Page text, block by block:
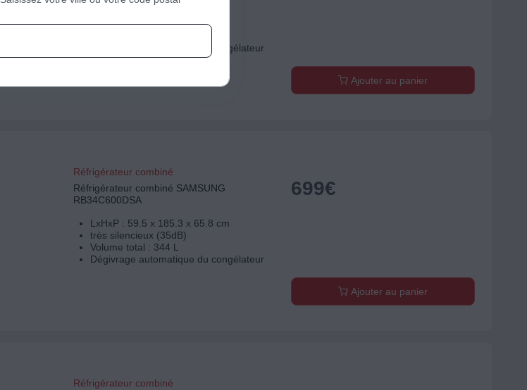
très silencieux (35dB)
Dégivrage automatique du congélateur
Ajouter au panier
Réfrigérateur combiné
Réfrigérateur combiné SAMSUNG
RB34C600DSA
LxHxP : 59.5 x 185.3 x 65.8 cm
très silencieux (35dB)
Volume total : 344 L
Dégivrage automatique du congélateur
699€
Ajouter au panier
Réfrigérateur combiné